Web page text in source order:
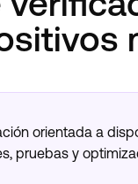
orientada a
pruebas y